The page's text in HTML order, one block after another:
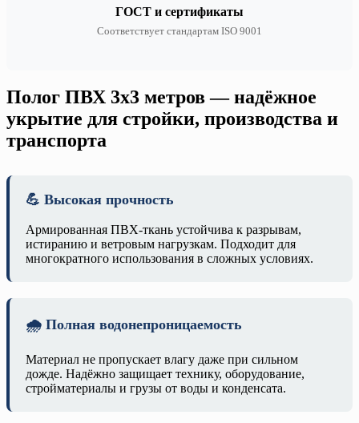
ГОСТ и сертификаты
Соответствует стандартам ISO 9001
Полог ПВХ 3х3 метров — надёжное
укрытие для стройки, производства и
транспорта
💪 Высокая прочность
Армированная ПВХ-ткань устойчива к разрывам,
истиранию и ветровым нагрузкам. Подходит для
многократного использования в сложных условиях.
🌧️ Полная водонепроницаемость
Материал не пропускает влагу даже при сильном
дожде. Надёжно защищает технику, оборудование,
стройматериалы и грузы от воды и конденсата.